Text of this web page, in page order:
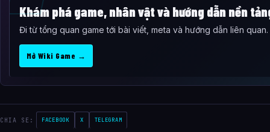
Khám phá game, nhân vật và hướng dẫn nền
Đi từ tổng quan game tới bài viết, meta và hướng dẫn liên quan.
Mở Wiki Game →
CHIA SE: FACEBOOK X TELEGRAM